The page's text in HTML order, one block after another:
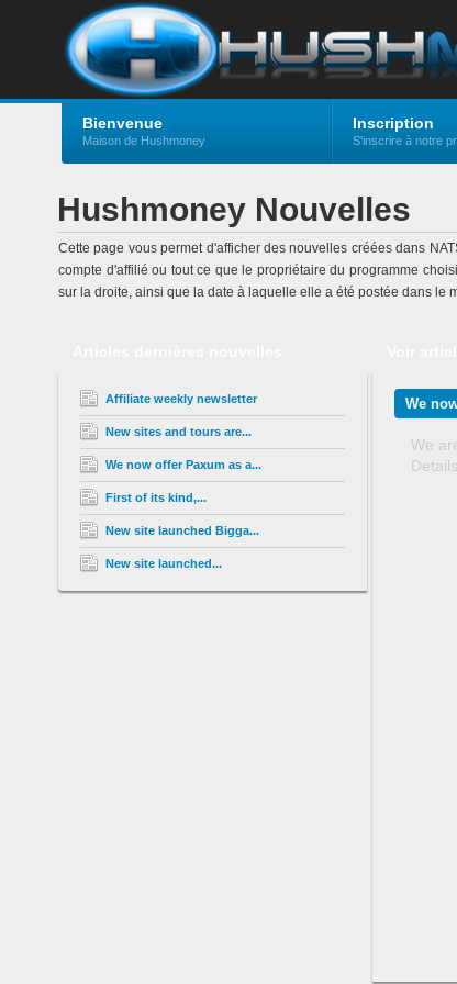
Bienvenue
Maison de Hushmoney
Inscription
S'inscrire à notre
Hushmoney Nouvelles
Cette page vous permet d'afficher des nouvelles créées dans
compte d'affilié ou tout ce que le propriétaire du programme
sur la droite, ainsi que la date à laquelle elle a été postée dans le
Affiliate weekly newsletter
New sites and tours are...
We now offer Paxum as a...
First of its kind,...
New site launched Bigga...
New site launched...
We
We